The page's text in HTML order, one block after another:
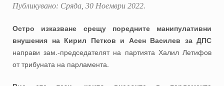
Публикувано: Сряда, 30 Ноември 2022.
Остро изказване срещу поредните манипулативни
внушения на Кирил Петков и Асен Василев за ДПС
направи зам.-председателят на партията Халил Летифов
от трибуната на парламента.